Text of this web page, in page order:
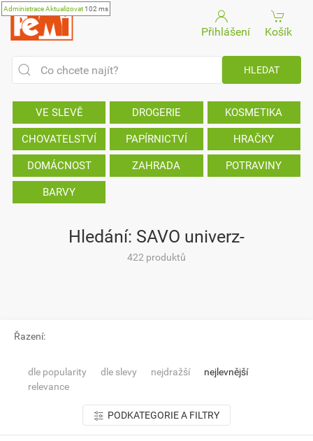
AdministraceAktualizovat102 ms
Přihlášení Košík
VE SLEVĚ DROGERIE KOSMETIKA
CHOVATELSTVÍ PAPÍRNICTVÍ HRAČKY
DOMÁCNOST ZAHRADA POTRAVINY
BARVY
Hledání: SAVO univerz-
422 produktů
Řazení:
dle popularity dle slevy nejdražší
nejlevnější
relevance
PODKATEGORIE A FILTRY